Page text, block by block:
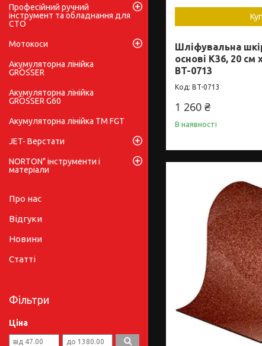
Шліфувальна
основі К36, 20 см
BT-0713
BT-0713
1 260 ₴
В наявності
Професійний ручний
інструмент та обладнання для
СТО
Мотокоси
Акумуляторна лінійка
GRÖSSER
Акумуляторна лінійка
GRÖSSER G60
Акумуляторна лінійка ТМ FGT
JET- Верстати
NORTON" інструменти і
матеріали
Про нас
Відгуки
Новини
Статті
Фільтри
Ціна